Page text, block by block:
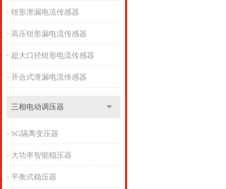
钳形泄漏电流传感器
高压钳形漏电流传感器
超大口径钳形电流传感器
开合式泄漏电流传感器
三相电动调压器
SG隔离变压器
大功率智能稳压器
平衡式稳压器